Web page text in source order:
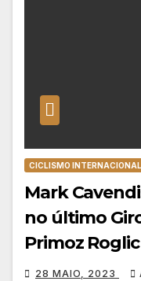
CICLISMO INTERNACIONAL
Mark
no último
Primoz Roglic
28 MAIO, 2023